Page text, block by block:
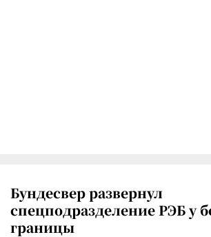
Бундесвер развернул
спецподразделение РЭБ у
границы